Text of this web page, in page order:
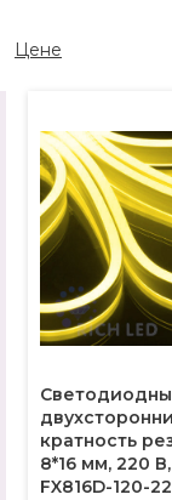
Цене
кратность
8*16 мм, 220
FX816D-120-